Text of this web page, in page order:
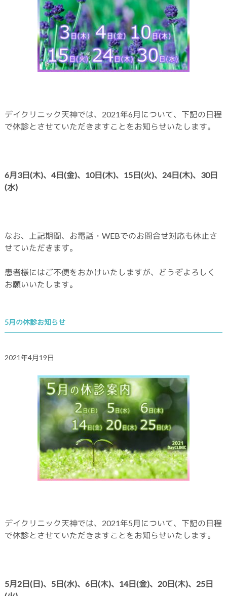
デイクリニック天神では、2021年6月について、下記の日程
で休診とさせていただきますことをお知らせいたします。
6月3日(木)、4日(金)、10日(木)、15日(火)、24日(木)、30日
(水)
なお、上記期間、お電話・WEBでのお問合せ対応も休止さ
せていただきます。
患者様にはご不便をおかけいたしますが、どうぞよろしく
お願いいたします。
5月の休診お知らせ
2021年4月19日
デイクリニック天神では、2021年5月について、下記の日程
で休診とさせていただきますことをお知らせいたします。
5月2日(日)、5日(水)、6日(木)、14日(金)、20日(木)、25日